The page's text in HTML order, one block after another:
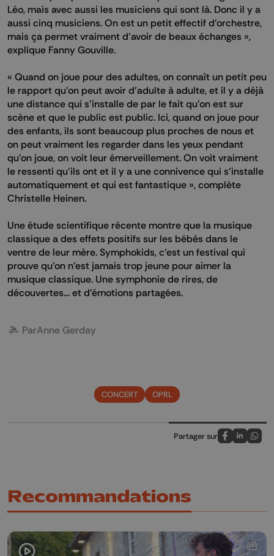
Léo, mais avec aussi les musiciens qui sont là. Donc il y a
aussi cinq musiciens. On est un petit effectif d'orchestre,
mais ça permet vraiment d'avoir de beaux échanges »,
explique Fanny Gouville.
« Quand on joue pour des adultes, on connaît un petit peu
le rapport qu'on peut avoir d'adulte à adulte, et il y a déjà
une distance qui s'installe de par le fait qu'on est sur
scène et que le public est public. Ici, quand on joue pour
des enfants, ils sont beaucoup plus proches de nous et
on peut vraiment les regarder dans les yeux pendant
qu'on joue, on voit leur émerveillement. On voit vraiment
le ressenti qu'ils ont et il y a une connivence qui s'installe
automatiquement et qui est fantastique », complète
Christelle Heinen.
Une étude scientifique récente montre que la musique
classique a des effets positifs sur les bébés dans le
ventre de leur mère. Symphokids, c’est un festival qui
prouve qu’on n’est jamais trop jeune pour aimer la
musique classique. Une symphonie de rires, de
découvertes… et d’émotions partagées.
ParAnne Gerday
CONCERT OPRL
Partager sur
Partagez sur
Partagez
Recommandations